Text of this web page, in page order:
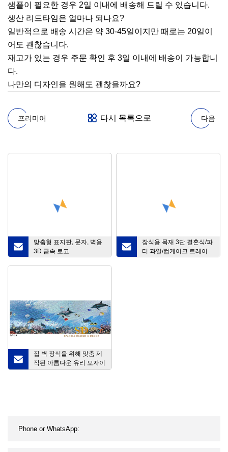
샘플이 필요한 경우 2일 이내에 배송해 드릴 수 있습니다.
생산 리드타임은 얼마나 되나요?
일반적으로 배송 시간은 약 30-45일이지만 때로는 20일이
어도 괜찮습니다.
재고가 있는 경우 주문 확인 후 3일 이내에 배송이 가능합니
다.
나만의 디자인을 원해도 괜찮을까요?
프리미어 다시 목록으로 다음
맞춤형 표지판, 문자, 벽용
3D 금속 로고
장식용 목재 3단 결혼식/파
티 과일/컵케이크 트레이
집 벽 장식을 위해 맞춤 제
작된 아름다운 유리 모자이
크 바다 물고기 벽화